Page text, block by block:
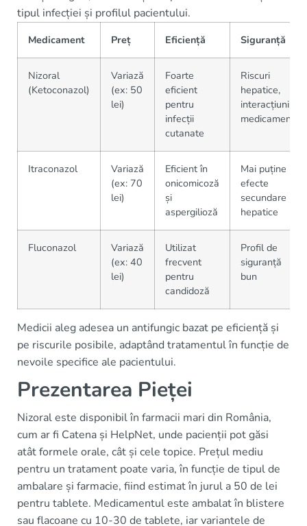
tipul infecției și profilul pacientului.
Medicament Preț Eficiență Siguranță
Nizoral
(Ketoconazol)
Variază
(ex: 50
lei)
Foarte
eficient
pentru
infecții
cutanate
Riscuri
hepatice,
interacțiuni
medicament
Itraconazol
Variază
(ex: 70
lei)
Eficient în
onicomicoză
și
aspergilioză
Mai puține
efecte
secundare
hepatice
Fluconazol
Variază
(ex: 40
lei)
Utilizat
frecvent
pentru
candidoză
Profil de
siguranță
bun
Medicii aleg adesea un antifungic bazat pe eficiență și
pe riscurile posibile, adaptând tratamentul în funcție de
nevoile specifice ale pacientului.
Prezentarea Pieței
Nizoral este disponibil în farmacii mari din România,
cum ar fi Catena și HelpNet, unde pacienții pot găsi
atât formele orale, cât și cele topice. Prețul mediu
pentru un tratament poate varia, în funcție de tipul de
ambalare și farmacie, fiind estimat în jurul a 50 de lei
pentru tablete. Medicamentul este ambalat în blistere
sau flacoane cu 10-30 de tablete, iar variantele de